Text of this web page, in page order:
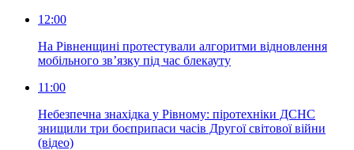
12:00
На Рівненщині протестували алгоритми відновлення
мобільного зв’язку під час блекауту
11:00
Небезпечна знахідка у Рівному: піротехніки ДСНС
знищили три боєприпаси часів Другої світової війни
(відео)